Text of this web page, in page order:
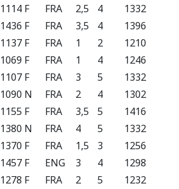
1114 F FRA 2,5 4 1332
1436 F FRA 3,5 4 1396
1137 F FRA 1 2 1210
1069 F FRA 1 4 1246
1107 F FRA 3 5 1332
1090 N FRA 2 4 1302
1155 F FRA 3,5 5 1416
1380 N FRA 4 5 1332
1370 F FRA 1,5 3 1256
1457 F ENG 3 4 1298
1278 F FRA 2 5 1232